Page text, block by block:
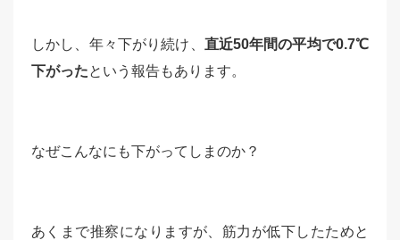
しかし、年々下がり続け、 直近50年間の平均で0.7℃
下がったという報告もあります。
なぜこんなにも下がってしまのか？
あくまで推察になりますが、筋力が低下したためと